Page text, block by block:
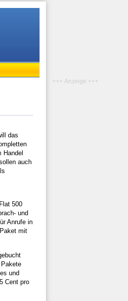
das
auch
500
und
Anrufe in
mit
und
Cent pro
+++ Anzeige +++